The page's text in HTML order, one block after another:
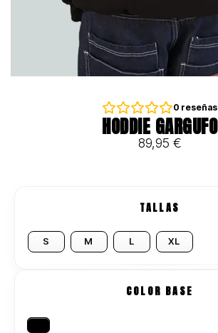
0 reseñas
HODDIE GARGUFO
89,95 €
TALLAS
S M L XL
COLOR BASE